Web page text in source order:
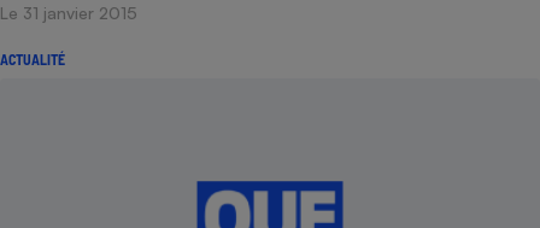
Le 31 janvier 2015
ACTUALITÉ